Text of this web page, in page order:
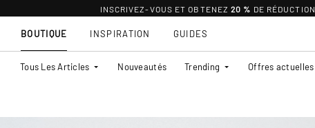
INSCRIVEZ-VOUS ET OBTENEZ 20 % DE RÉDUCTION
BOUTIQUE
Tous Les Articles Nouveautés Trending Offres actuelles
INSPIRATION GUIDES